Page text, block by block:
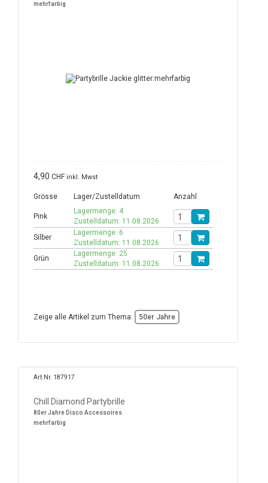
mehrfarbig
4,90 CHF inkl. Mwst
Grösse Lager/Zustelldatum Anzahl
Pink
Lagermenge: 4
Zustelldatum: 11.08.2026
Silber
Lagermenge: 6
Zustelldatum: 11.08.2026
Grün
Lagermenge: 25
Zustelldatum: 11.08.2026
Zeige alle Artikel zum Thema: 50er Jahre
Art.Nr. 187917
Chill Diamond Partybrille
80er Jahre Disco Accessoires
mehrfarbig